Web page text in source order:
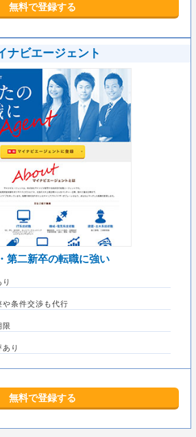
無料で登録する
ナビエージェント
第二新卒の転職に強い
条件交渉も代行
限
り
無料で登録する